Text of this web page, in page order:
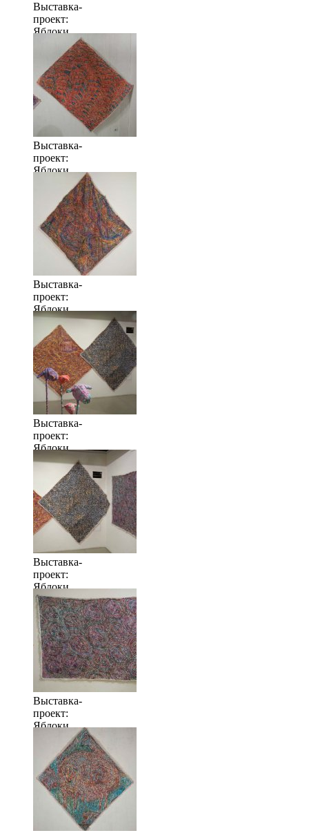
Выставка-
проект:
Яблоки
когда их
много
Выставка-
проект:
Яблоки
Выставка-
проект:
Яблоки
когда их
много
Выставка-
проект:
Яблоки
когда их
Выставка-
проект:
Яблоки
когда их
много
Выставка-
проект:
Яблоки
когда их
много